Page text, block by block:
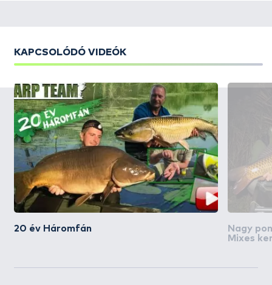
KAPCSOLÓDÓ VIDEÓK
20 év Háromfán
Nagy
Mixes